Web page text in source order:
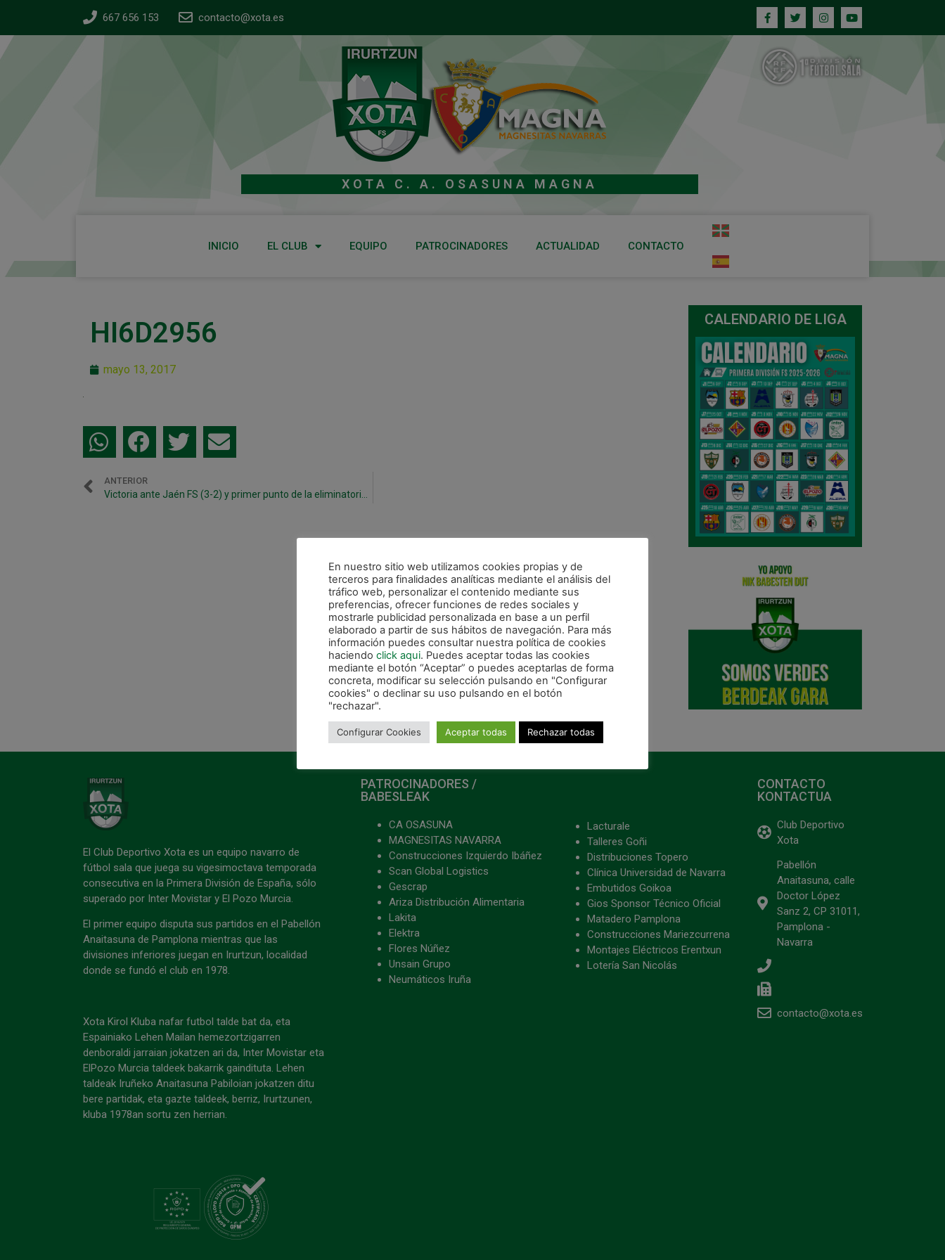
667 656 153 contacto@xota.es
XOTA C. A. OSASUNA MAGNA
INICIO EL CLUB EQUIPO PATROCINADORES ACTUALIDAD CONTACTO
HI6D2956
mayo 13, 2017
ANTERIOR
CALENDARIO DE LIGA
El Club Deportivo Xota es un equipo navarro de
fútbol sala que juega su vigesimoctava temporada
consecutiva en la Primera División de España, sólo
superado por Inter Movistar y El Pozo Murcia.
El primer equipo disputa sus partidos en el Pabellón
Anaitasuna de Pamplona mientras que las
divisiones inferiores juegan en Irurtzun, localidad
donde se fundó el club en 1978.
Xota Kirol Kluba nafar futbol talde bat da, eta
Espainiako Lehen Mailan hemezortzigarren
denboraldi jarraian jokatzen ari da, Inter Movistar eta
ElPozo Murcia taldeek bakarrik gaindituta. Lehen
taldeak Iruñeko Anaitasuna Pabiloian jokatzen ditu
bere partidak, eta gazte taldeek, berriz, Irurtzunen,
kluba 1978an sortu zen herrian.
PATROCINADORES /
BABESLEAK
CA OSASUNA
MAGNESITAS NAVARRA
Construcciones Izquierdo Ibáñez
Scan Global Logistics
Gescrap
Ariza Distribución Alimentaria
Lakita
Elektra
Flores Núñez
Unsain Grupo
Neumáticos Iruña
Lacturale
Talleres Goñi
Distribuciones Topero
Clínica Universidad de Navarra
Embutidos Goikoa
Gios Sponsor Técnico Oficial
Matadero Pamplona
Construcciones Mariezcurrena
Montajes Eléctricos Erentxun
Lotería San Nicolás
CONTACTO
KONTACTUA
Club Deportivo
Xota
Pabellón
Anaitasuna, calle
Doctor López
Sanz 2, CP 31011,
Pamplona -
Navarra
contacto@xota.es
En nuestro sitio web utilizamos cookies propias y de
terceros para finalidades analíticas mediante el análisis del
tráfico web, personalizar el contenido mediante sus
preferencias, ofrecer funciones de redes sociales y
mostrarle publicidad personalizada en base a un perfil
elaborado a partir de sus hábitos de navegación. Para más
información puedes consultar nuestra política de cookies
haciendo click aqui. Puedes aceptar todas las cookies
mediante el botón “Aceptar” o puedes aceptarlas de forma
concreta, modificar su selección pulsando en "Configurar
cookies" o declinar su uso pulsando en el botón
"rechazar".
Configurar Cookies Aceptar todas Rechazar todas